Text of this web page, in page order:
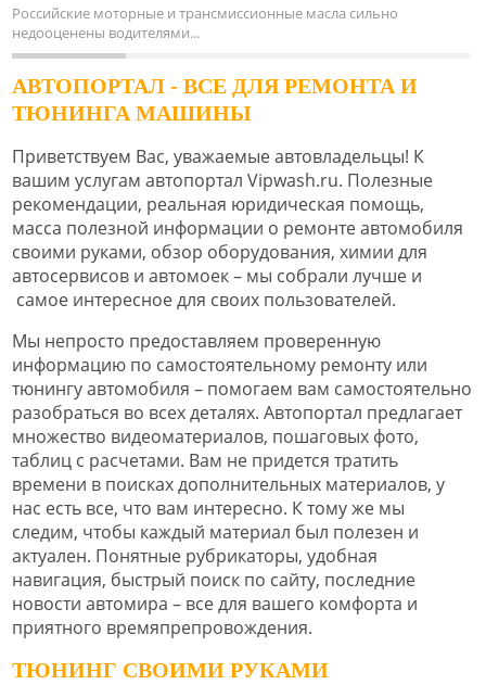
Российские моторные и трансмиссионные масла сильно
недооценены водителями...
АВТОПОРТАЛ - ВСЕ ДЛЯ РЕМОНТА И
ТЮНИНГА МАШИНЫ
Приветствуем Вас, уважаемые автовладельцы! К
вашим услугам автопортал Vipwash.ru. Полезные
рекомендации, реальная юридическая помощь,
масса полезной информации о ремонте автомобиля
своими руками, обзор оборудования, химии для
автосервисов и автомоек – мы собрали лучше и
самое интересное для своих пользователей.
Мы непросто предоставляем проверенную
информацию по самостоятельному ремонту или
тюнингу автомобиля – помогаем вам самостоятельно
разобраться во всех деталях. Автопортал предлагает
множество видеоматериалов, пошаговых фото,
таблиц с расчетами. Вам не придется тратить
времени в поисках дополнительных материалов, у
нас есть все, что вам интересно. К тому же мы
следим, чтобы каждый материал был полезен и
актуален. Понятные рубрикаторы, удобная
навигация, быстрый поиск по сайту, последние
новости автомира – все для вашего комфорта и
приятного времяпрепровождения.
ТЮНИНГ СВОИМИ РУКАМИ